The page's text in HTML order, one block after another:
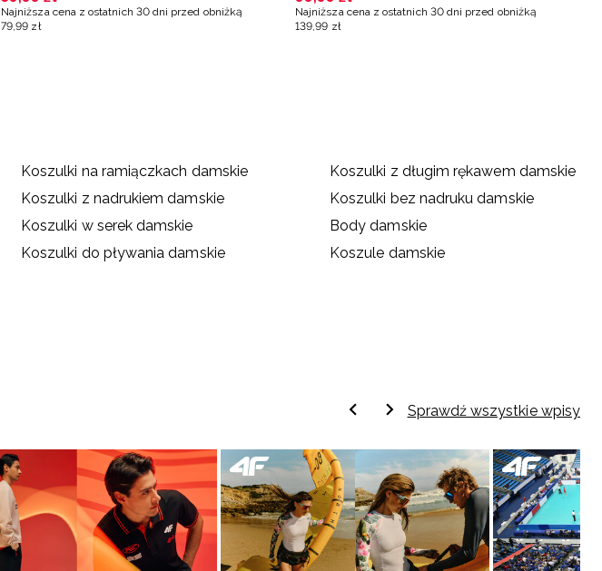
Najniższa cena z ostatnich 30 dni przed obniżką
79 ,99 zł
Najniższa cena z ostatnich 30 dni przed obniżką
139 ,99 zł
Koszulki na ramiączkach damskie
Koszulki z długim rękawem damskie
Koszulki z nadrukiem damskie
Koszulki bez nadruku damskie
Koszulki w serek damskie
Body damskie
Koszulki do pływania damskie Koszule damskie
Sprawdź wszystkie wpisy